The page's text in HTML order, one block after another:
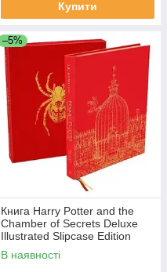
Купити
–5%
Книга Harry Potter and the
Chamber of Secrets Deluxe
Illustrated Slipcase Edition
художня література
В наявності